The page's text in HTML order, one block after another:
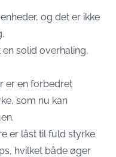
og det er ikke
solid overhaling,
er en forbedret
som nu kan
er låst til fuld styrke
hvilket både øger